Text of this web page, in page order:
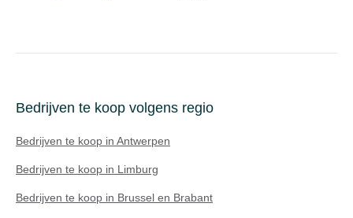
Bedrijven te koop volgens regio
Bedrijven te koop in Antwerpen
Bedrijven te koop in Limburg
Bedrijven te koop in Brussel en Brabant